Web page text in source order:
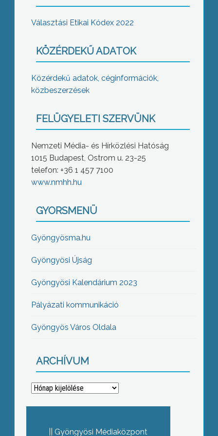
Választási Etikai Kódex 2022
KÖZÉRDEKŰ ADATOK
Közérdekű adatok, céginformációk,
közbeszerzések
FELÜGYELETI SZERVÜNK
Nemzeti Média- és Hírközlési Hatóság
1015 Budapest, Ostrom u. 23-25
telefon: +36 1 457 7100
www.nmhh.hu
GYORSMENÜ
Gyöngyösma.hu
Gyöngyösi Újság
Gyöngyösi Kalendárium 2023
Pályázati kommunikáció
Gyöngyös Város Oldala
ARCHÍVUM
Archívum
Gyöngyösi Médiaközpont